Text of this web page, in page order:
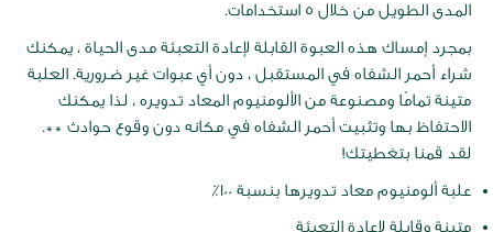
المدى الطويل من خلال 5 استخدامات.
بمجرد إمساك هذه العبوة القابلة لإعادة التعبئة مدى الحياة ، يمكنك
شراء أحمر الشفاه في المستقبل ، دون أي عبوات غير ضرورية. العلبة
متينة تمامًا ومصنوعة من الألومنيوم المعاد تدويره ، لذا يمكنك
الاحتفاظ بها وتثبيت أحمر الشفاه في مكانه دون وقوع حوادث **.
لقد قمنا بتغطيتك!
علبة ألومنيوم معاد تدويرها بنسبة 100٪
متينة وقابلة لإعادة التعبئة